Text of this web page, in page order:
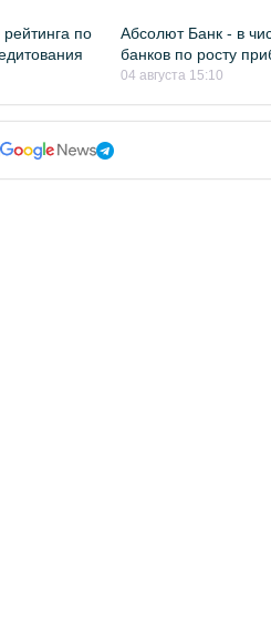
по
Абсолют Банк - в
банков по росту
04 августа 15:10